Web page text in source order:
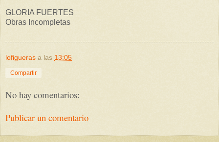
GLORIA FUERTES
Obras Incompletas
lofigueras a las 13:05
Compartir
No hay comentarios:
Publicar un comentario